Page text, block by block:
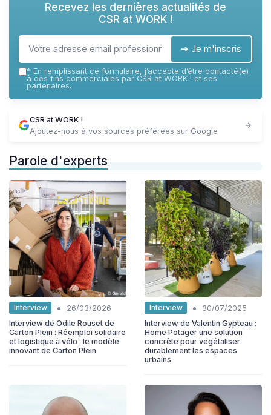
Recevez les dernières actualités de
CSR at WORK !
➔ Je m'inscris
* En remplissant ce formulaire, j’accepte d’être contacté(e)
à des fins commerciales par CSR at WORK ! et ses
partenaires.
CSR at WORK !
Ajoutez-nous à vos sources préférées sur Google
Parole d'experts
Interview •
26/03/2026
Interview de Odile Rouset de
Carton Plein : Réemploi solidaire
et logistique à vélo : le modèle
innovant de Carton Plein
Interview •
30/07/2025
Interview de Valentin Gypteau :
Home Potager une solution
concrète pour végétaliser
durablement les espaces
urbains